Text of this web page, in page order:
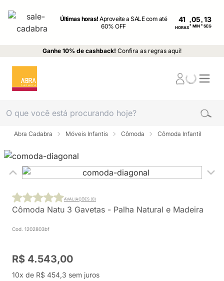
Últimas horas!Aproveite a SALE com até
60% OFF
41
HORAS: MIN : SEG
Ganhe 10% de cashback! Confira as regras aqui!
Abra Cadabra Móveis Infantis Cômoda Cômoda Infantil
Cômoda Natu 3 Gavetas - Palha Natural e Madeira
Cod. 1202803bf
AVALIAÇÕES (0)
R$ 4.543,00
10x de R$ 454,3 sem juros